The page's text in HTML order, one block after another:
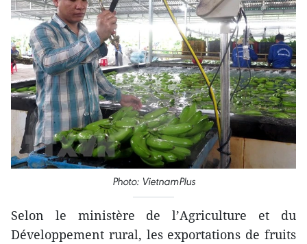
Photo: VietnamPlus
Selon le ministère de l’Agriculture et du
Développement rural, les exportations de fruits